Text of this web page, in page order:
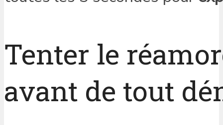
Tenter le
avant de tout